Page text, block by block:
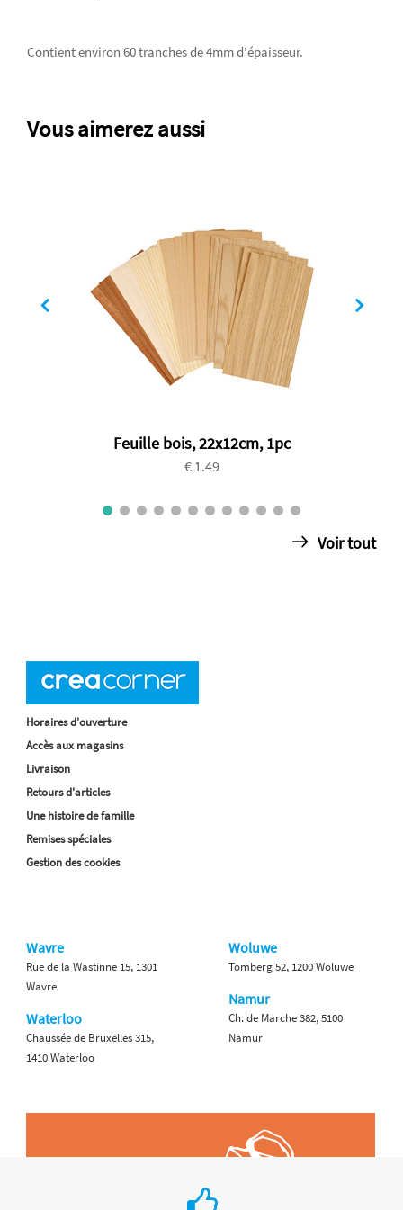
Contient environ 60 tranches de 4mm d'épaisseur.
Vous aimerez aussi
Feuille bois, 22x12cm, 1pc
€ 1.49
Voir tout
Horaires d'ouverture
Accès aux magasins
Livraison
Retours d'articles
Une histoire de famille
Remises spéciales
Gestion des cookies
Wavre
Rue de la Wastinne 15, 1301
Wavre
Waterloo
Chaussée de Bruxelles 315,
1410 Waterloo
Woluwe
Tomberg 52, 1200 Woluwe
Namur
Ch. de Marche 382, 5100
Namur